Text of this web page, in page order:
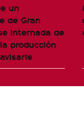
un
de Gran
internada de
producción